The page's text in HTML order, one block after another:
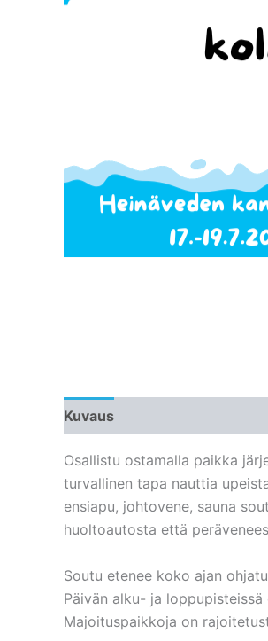
Kuvaus
Osallistu ostamalla paikka
turvallinen tapa nauttia
ensiapu, johtovene, sauna
huoltoautosta että
Soutu etenee koko ajan
Päivän alku- ja loppupisteissä
Majoituspaikkoja on